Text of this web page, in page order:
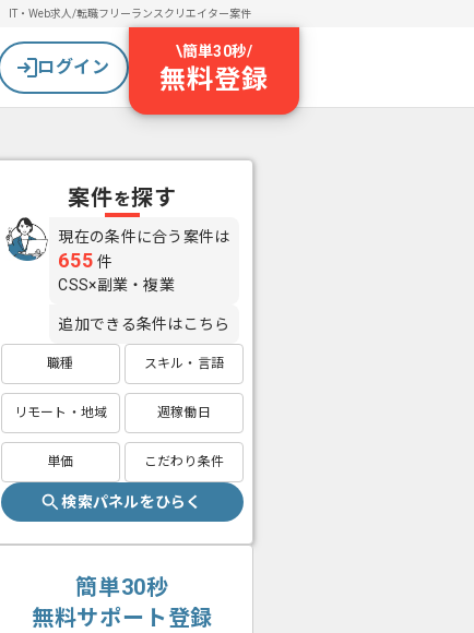
IT・Web求人/転職フリーランスクリエイター案件
ログイン
\簡単30秒/
無料登録
案件を探す
現在の条件に合う案件は
655 件
CSS×副業・複業
追加できる条件はこちら
職種 スキル・言語
リモート・地域 週稼働日
単価 こだわり条件
検索パネルをひらく
簡単30秒
無料サポート登録